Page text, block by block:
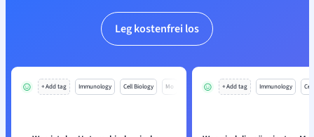
Leg kostenfrei los
+ Add tag Immunology Cell Biology Mo + Add tag Immunology